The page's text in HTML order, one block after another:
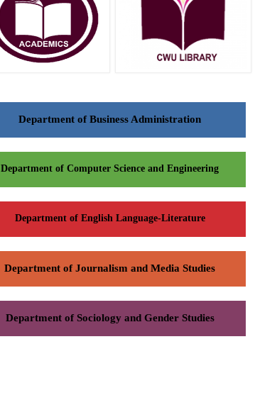
Department of Business Administration
Department of Computer Science and Engineering
Department of English Language-Literature
Department of Journalism and Media Studies
Department of Sociology and Gender Studies